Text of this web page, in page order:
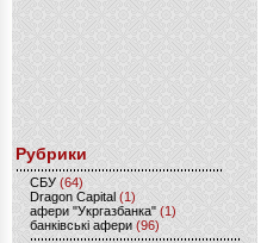
Рубрики
CБУ (64)
Dragon Capital (1)
афери "Укргазбанка" (1)
банківські афери (96)